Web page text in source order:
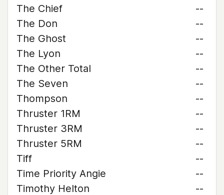
The Chief
--
The Don
--
The Ghost
--
The Lyon
--
The Other Total
--
The Seven
--
Thompson
--
Thruster 1RM
--
Thruster 3RM
--
Thruster 5RM
--
Tiff
--
Time Priority Angie
--
Timothy Helton
--